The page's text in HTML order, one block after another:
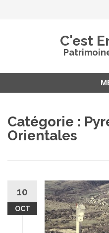
C'est
contenu
Catégorie :
Orientales
10
OCT